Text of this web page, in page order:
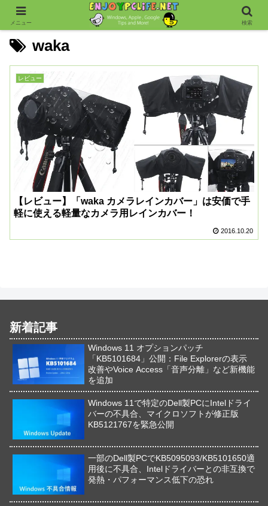
waka
レビュー
【レビュー】「waka カメラレインカバー」は安価で手
軽に使える軽量なカメラ用レインカバー！
2016.10.20
新着記事
Windows 11 オプションパッチ
「KB5101684」公開：File Explorerの表示
改善やVoice Access「音声分離」など新機能
を追加
Windows 11で特定のDell製PCにIntelドライ
バーの不具合、マイクロソフトが修正版
KB5121767を緊急公開
一部のDell製PCでKB5095093/KB5101650適
用後に不具合、Intelドライバーとの非互換で
発熱・パフォーマンス低下の恐れ
メニュー 検索